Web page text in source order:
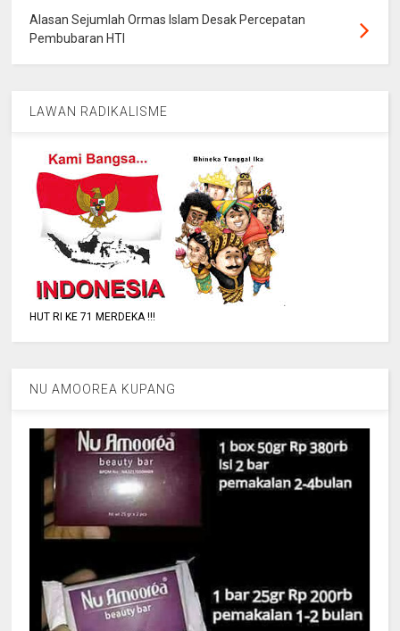
Alasan Sejumlah Ormas Islam Desak Percepatan
Pembubaran HTI
LAWAN RADIKALISME
HUT RI KE 71 MERDEKA !!!
NU AMOOREA KUPANG